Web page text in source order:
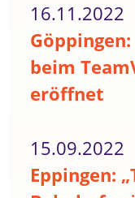
16.11.2022
beim
eröffnet
15.09.2022
Eppingen: